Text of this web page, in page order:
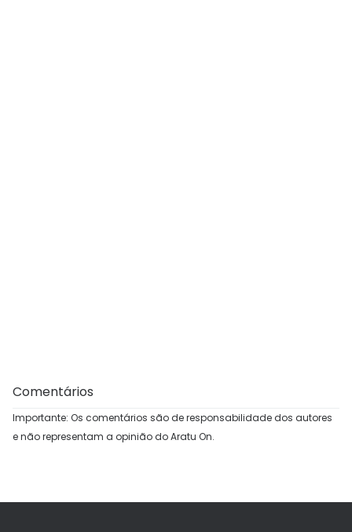
Comentários
Importante: Os comentários são de responsabilidade dos autores
e não representam a opinião do Aratu On.